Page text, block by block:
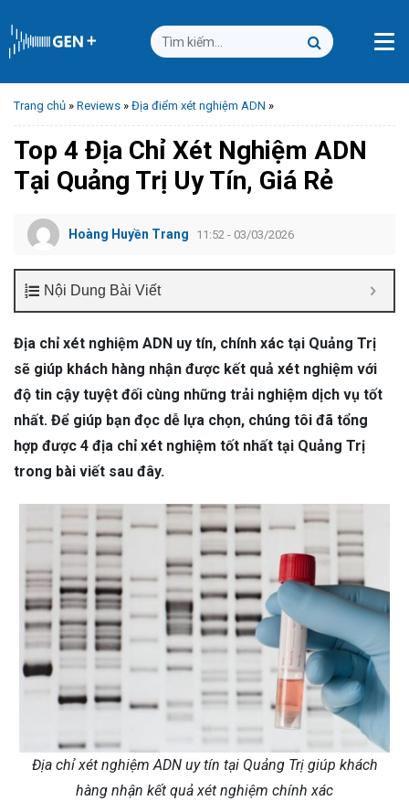
Trang chủ » Reviews » Địa điểm xét nghiệm ADN »
Top 4 Địa Chỉ Xét Nghiệm ADN
Tại Quảng Trị Uy Tín, Giá Rẻ
Hoàng Huyền Trang 11:52 - 03/03/2026
Nội Dung Bài Viết
Địa chỉ xét nghiệm ADN uy tín, chính xác tại Quảng Trị
sẽ giúp khách hàng nhận được kết quả xét nghiệm với
độ tin cậy tuyệt đối cùng những trải nghiệm dịch vụ tốt
nhất. Để giúp bạn đọc dễ lựa chọn, chúng tôi đã tổng
hợp được 4 địa chỉ xét nghiệm tốt nhất tại Quảng Trị
trong bài viết sau đây.
Địa chỉ xét nghiệm ADN uy tín tại Quảng Trị giúp khách
hàng nhận kết quả xét nghiệm chính xác